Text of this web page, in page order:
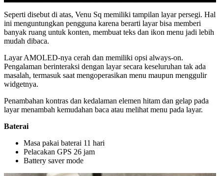
Seperti disebut di atas, Venu Sq memiliki tampilan layar persegi. Hal
ini menguntungkan pengguna karena berarti layar bisa memberi
banyak ruang untuk konten, membuat teks dan ikon menu jadi lebih
mudah dibaca.
Layar AMOLED-nya cerah dan memiliki opsi always-on.
Pengalaman berinteraksi dengan layar secara keseluruhan tak ada
masalah, termasuk saat mengoperasikan menu maupun menggulir
widgetnya.
Penambahan kontras dan kedalaman elemen hitam dan gelap pada
layar menambah kemudahan baca atau melihat menu pada layar.
Baterai
Masa pakai baterai 11 hari
Pelacakan GPS 26 jam
Battery saver mode